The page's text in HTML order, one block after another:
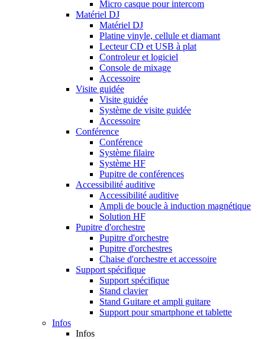
Micro casque pour intercom
Matériel DJ
Matériel DJ
Platine vinyle, cellule et diamant
Lecteur CD et USB à plat
Controleur et logiciel
Console de mixage
Accessoire
Visite guidée
Visite guidée
Système de visite guidée
Accessoire
Conférence
Conférence
Système filaire
Système HF
Pupitre de conférences
Accessibilité auditive
Accessibilité auditive
Ampli de boucle à induction magnétique
Solution HF
Pupitre d'orchestre
Pupitre d'orchestre
Pupitre d'orchestres
Chaise d'orchestre et accessoire
Support spécifique
Support spécifique
Stand clavier
Stand Guitare et ampli guitare
Support pour smartphone et tablette
Infos
Infos